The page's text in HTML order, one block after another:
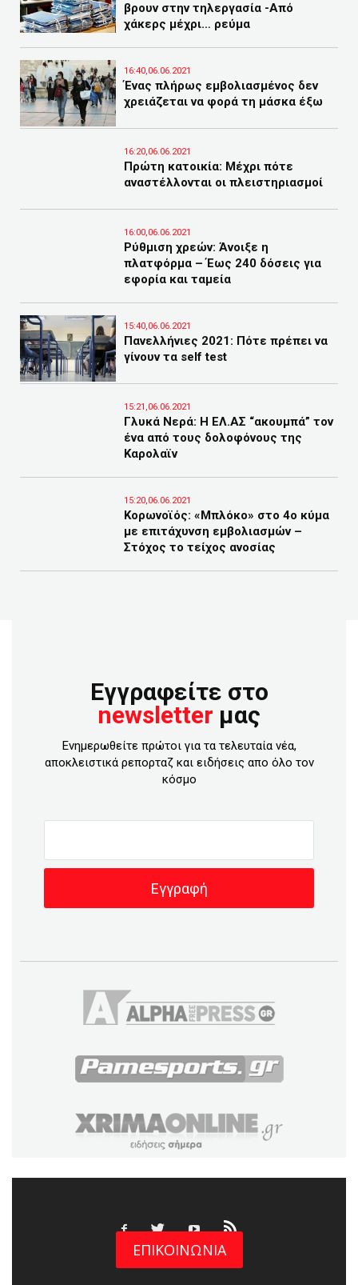
βρουν στην τηλεργασία -Από
χάκερς μέχρι… ρεύμα
16:40,06.06.2021
Ένας πλήρως εμβολιασμένος δεν
χρειάζεται να φορά τη μάσκα έξω
16:20,06.06.2021
Πρώτη κατοικία: Μέχρι πότε
αναστέλλονται οι πλειστηριασμοί
16:00,06.06.2021
Ρύθμιση χρεών: Άνοιξε η
πλατφόρμα – Έως 240 δόσεις για
εφορία και ταμεία
15:40,06.06.2021
Πανελλήνιες 2021: Πότε πρέπει να
γίνουν τα self test
15:21,06.06.2021
Γλυκά Νερά: Η ΕΛ.ΑΣ “ακουμπά” τον
ένα από τους δολοφόνους της
Καρολαϊν
15:20,06.06.2021
Κορωνοϊός: «Μπλόκο» στο 4ο κύμα
με επιτάχυνση εμβολιασμών –
Στόχος το τείχος ανοσίας
Εγγραφείτε στο
newsletter μας
Ενημερωθείτε πρώτοι για τα τελευταία νέα,
αποκλειστικά ρεπορταζ και ειδήσεις απο όλο τον
κόσμο
ΕΠΙΚΟΙΝΩΝΙΑ